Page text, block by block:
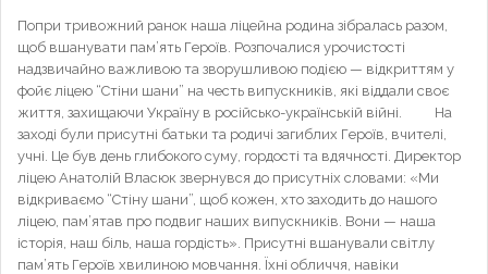
Попри тривожний ранок наша ліцейна родина зібралась разом,
щоб вшанувати пам’ять Героїв. Розпочалися урочистості
надзвичайно важливою та зворушливою подією — відкриттям у
фойє ліцею “Стіни шани” на честь випускників, які віддали своє
життя, захищаючи Україну в російсько-українській війні. На
заході були присутні батьки та родичі загиблих Героїв, вчителі,
учні. Це був день глибокого суму, гордості та вдячності. Директор
ліцею Анатолій Власюк звернувся до присутніх словами: «Ми
відкриваємо “Стіну шани”, щоб кожен, хто заходить до нашого
ліцею, пам’ятав про подвиг наших випускників. Вони — наша
історія, наш біль, наша гордість». Присутні вшанували світлу
пам’ять Героїв хвилиною мовчання. Їхні обличчя, навіки